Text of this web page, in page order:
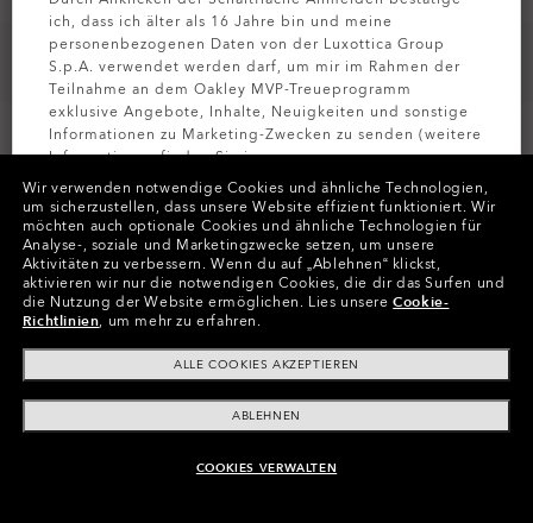
ZUM WARENKORB HINZUFÜGEN
Farben (7) GläserPrizm Sapphire,
In Raten zahlen
Wir verwenden notwendige Cookies und ähnliche Technologien,
um sicherzustellen, dass unsere Website effizient funktioniert. Wir
möchten auch optionale Cookies und ähnliche Technologien für
Analyse-, soziale und Marketingzwecke setzen, um unsere
Aktivitäten zu verbessern. Wenn du auf „Ablehnen“ klickst,
aktivieren wir nur die notwendigen Cookies, die dir das Surfen und
die Nutzung der Website ermöglichen. Lies unsereCookie-
Richtlinien, um mehr zu erfahren.
ALLE COOKIES AKZEPTIEREN
ABLEHNEN
COOKIES VERWALTEN
ich, dass ich älter als 16 Jahre bin und meine
personenbezogenen Daten von der Luxottica Group
S.p.A. verwendet werden darf, um mir im Rahmen der
Teilnahme an dem Oakley MVP-Treueprogramm
exklusive Angebote, Inhalte, Neuigkeiten und sonstige
Informationen zu Marketing-Zwecken zu senden (weitere
Informationen finden Sie in unserer
Datenschutzbestimmungen ).
MELDEN SIE